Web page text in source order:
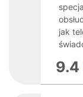
jak
9.4